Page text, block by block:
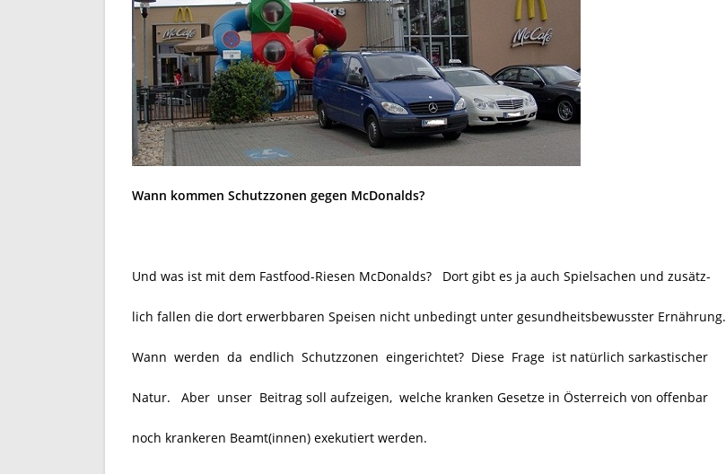
Wann kommen Schutzzonen gegen McDonalds?
Und was ist mit dem Fastfood-Riesen McDonalds? Dort gibt es ja auch Spielsachen und zusätz-
lich fallen die dort erwerbbaren Speisen nicht unbedingt unter gesundheitsbewusster Ernährung.
Wann werden da endlich Schutzzonen eingerichtet? Diese Frage ist natürlich sarkastischer
Natur. Aber unser Beitrag soll aufzeigen, welche kranken Gesetze in Österreich von offenbar
noch krankeren Beamt(innen) exekutiert werden.